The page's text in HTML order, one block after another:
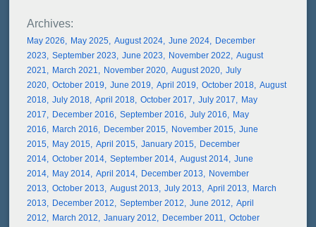
May 2026 May 2025 August 2024 June 2024
December
2023
September 2023 June 2023 November 2022
August
2021
March 2021 November 2020 August 2020 July
2020 October 2019 June 2019 April 2019 October 2018 August
2018 July 2018 April 2018 October 2017 July 2017
May
2017
December 2016 September 2016 July 2016
May
2016
March 2016 December 2015 November 2015 June
2015
May 2015 April 2015 January 2015
December
2014 October 2014 September 2014 August 2014 June
2014
May 2014 April 2014 December 2013
November
2013
October 2013 August 2013 July 2013 April 2013
March
2013
December 2012 September 2012 June 2012
April
2012
March 2012 January 2012 December 2011
October